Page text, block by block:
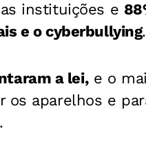
instituições e
e o cyberbullying.
a lei,e o
os aparelhos e